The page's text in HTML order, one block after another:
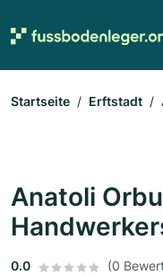
Startseite Erftstadt
Anatoli Orbu
0.0 (0